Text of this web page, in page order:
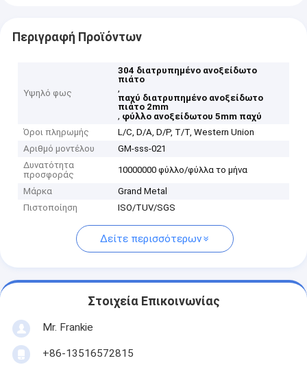
Περιγραφή Προϊόντων
Υψηλό φως
304 διατρυπημένο ανοξείδωτο
πιάτο
,
παχύ διατρυπημένο ανοξείδωτο
πιάτο 2mm
, φύλλο ανοξείδωτου 5mm παχύ
Όροι πληρωμής
L/C, D/A, D/P, T/T, Western Union
Αριθμό μοντέλου
GM-sss-021
Δυνατότητα
προσφοράς
10000000 φύλλο/φύλλα το μήνα
Μάρκα
Grand Metal
Πιστοποίηση
ISO/TUV/SGS
Δείτε περισσότερων
Στοιχεία Επικοινωνίας
Mr. Frankie
+86-13516572815